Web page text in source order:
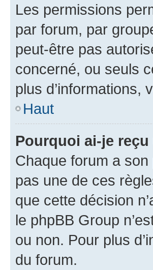
Les permissions
par forum, par
peut-être pas
concerné, ou seuls
plus d’informations,
Haut
Pourquoi ai-je
Chaque forum a
pas une de ces
que cette décision
le phpBB Group
ou non. Pour plus
du forum.